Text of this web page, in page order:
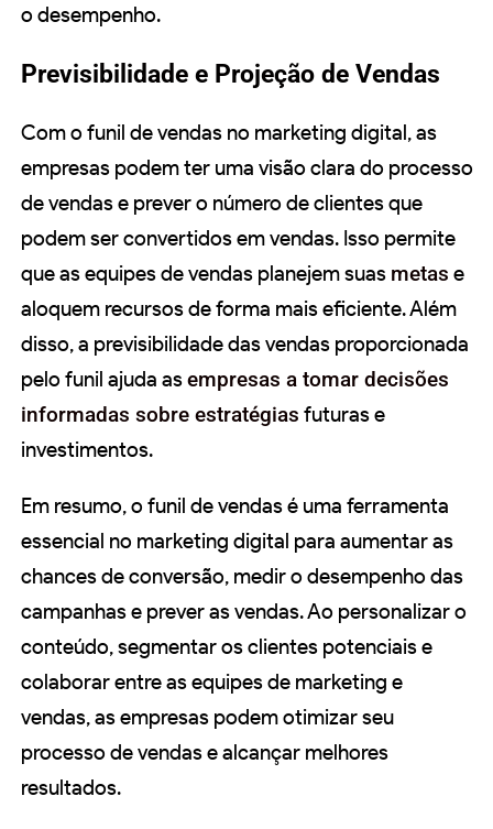
o desempenho.
Previsibilidade e Projeção de Vendas
Com o funil de vendas no marketing digital, as
empresas podem ter uma visão clara do processo
de vendas e prever o número de clientes que
podem ser convertidos em vendas. Isso permite
que as equipes de vendas planejem suas metas e
aloquem recursos de forma mais eficiente. Além
disso, a previsibilidade das vendas proporcionada
pelo funil ajuda asempresas a tomar decisões
informadas sobre estratégias futuras e
investimentos.
Em resumo, o funil de vendas é uma ferramenta
essencial no marketing digital para aumentar as
chances de conversão, medir o desempenho das
campanhas e prever as vendas. Ao personalizar o
conteúdo, segmentar os clientes potenciais e
colaborar entre as equipes de marketing e
vendas, as empresas podem otimizar seu
processo de vendas e alcançar melhores
resultados.